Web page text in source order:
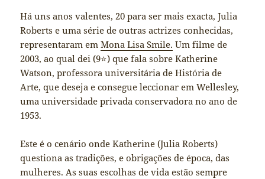
Há uns anos valentes, 20 para ser mais exacta, Julia
Roberts e uma série de outras actrizes conhecidas,
representaram emMona Lisa Smile. Um filme de
2003, ao qual dei (9⭐️) que fala sobre Katherine
Watson, professora universitária de História de
Arte, que deseja e consegue leccionar em Wellesley,
uma universidade privada conservadora no ano de
1953.
Este é o cenário onde Katherine (Julia Roberts)
questiona as tradições, e obrigações de época, das
mulheres. As suas escolhas de vida estão sempre